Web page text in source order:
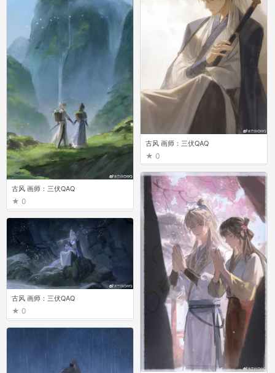
古风 画师：三伏QAQ
0
古风 画师：三伏QAQ
0
古风 画师：三伏QAQ
0